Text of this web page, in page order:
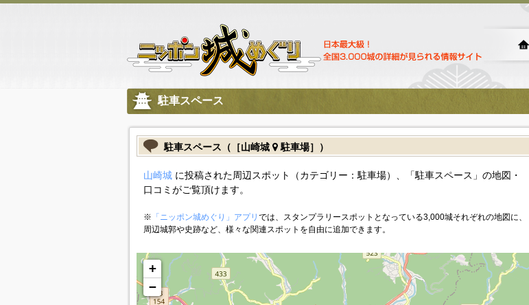
駐車スペース
駐車スペース（［山崎城 駐車場］）
山崎城に投稿された周辺スポット（カテゴリー：駐車場）、「駐車スペース」の地図・
口コミがご覧頂けます。
※ 「ニッポン城めぐり」アプリ では、スタンプラリースポットとなっている3,000城それぞれの地図に、
周辺城郭や史跡など、様々な関連スポットを自由に追加できます。
+
−